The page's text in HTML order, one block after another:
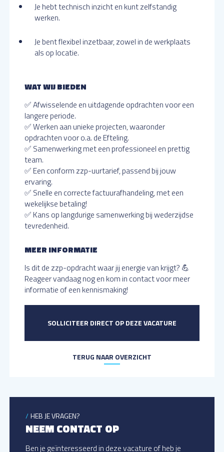
Je hebt technisch inzicht en kunt zelfstandig
werken.
Je bent flexibel inzetbaar, zowel in de werkplaats
als op locatie.
WAT WIJ BIEDEN
✅ Afwisselende en uitdagende opdrachten voor een
langere periode.
✅ Werken aan unieke projecten, waaronder
opdrachten voor o.a. de Efteling.
✅ Samenwerking met een professioneel en prettig
team.
✅ Een conform zzp-uurtarief, passend bij jouw
ervaring.
✅ Snelle en correcte factuurafhandeling, met een
wekelijkse betaling!
✅ Kans op langdurige samenwerking bij wederzijdse
tevredenheid.
MEER INFORMATIE
Is dit de zzp-opdracht waar jij energie van krijgt? 💪
Reageer vandaag nog en kom in contact voor meer
informatie of een kennismaking!
SOLLICITEER DIRECT OP DEZE VACATURE
TERUG NAAR OVERZICHT
HEB JE VRAGEN?
NEEM CONTACT OP
Ben je geïnteresseerd in deze vacature of heb je